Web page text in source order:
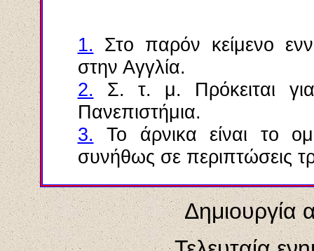
1. Στο παρόν κείμενο
στην Αγγλία.
2. Σ. τ. μ. Πρόκειται
Πανεπιστήμια.
3. Το άρνικα είναι το
συνήθως σε περιπτώσεις
Δημιουργία